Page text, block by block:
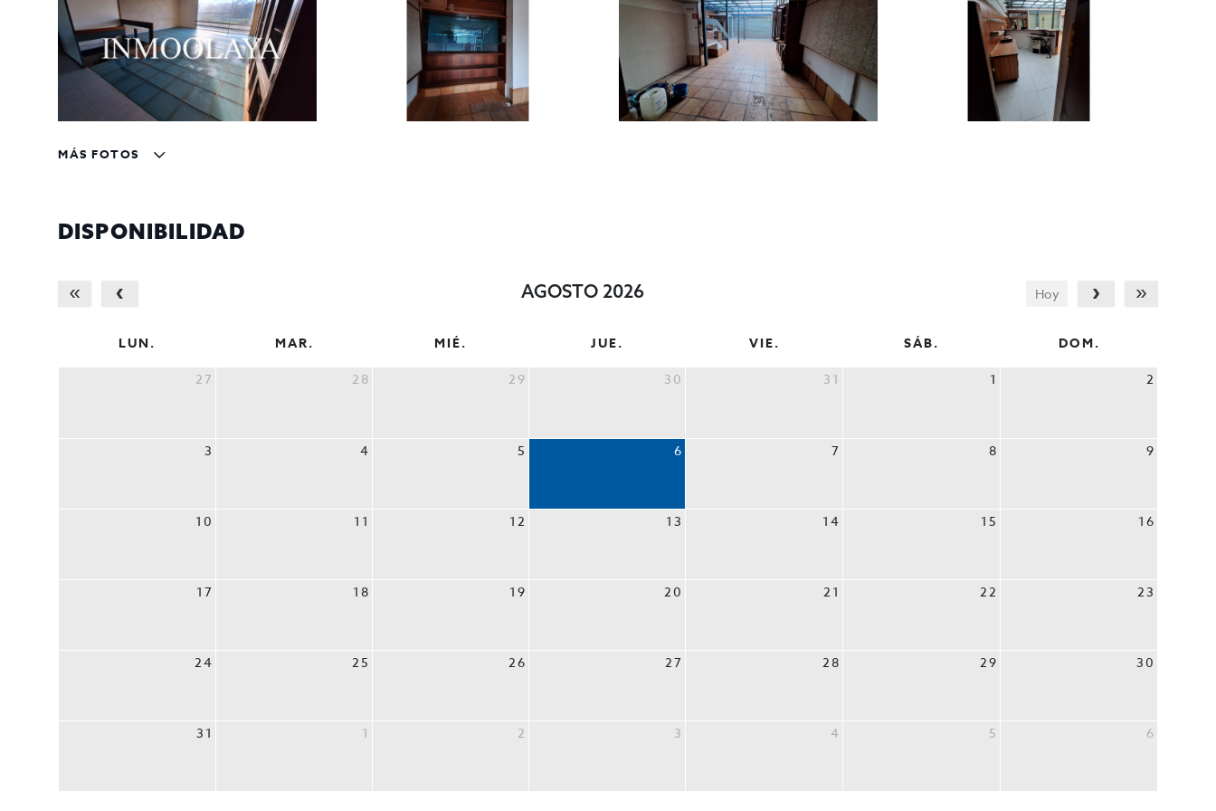
MÁS FOTOS
DISPONIBILIDAD
Hoy
AGOSTO 2026
LUN. MAR. MIÉ. JUE. VIE. SÁB. DOM.
27 28 29 30 31 1 2
3 4 5 6 7 8 9
10 11 12 13 14 15 16
17 18 19 20 21 22 23
24 25 26 27 28 29 30
31 1 2 3 4 5 6